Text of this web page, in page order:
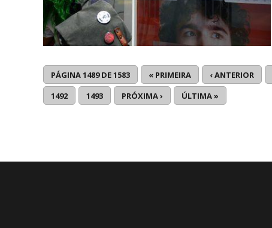
PÁGINA 1489 DE 1583 « PRIMEIRA ‹ ANTERIOR
1492
1493 PRÓXIMA › ÚLTIMA »